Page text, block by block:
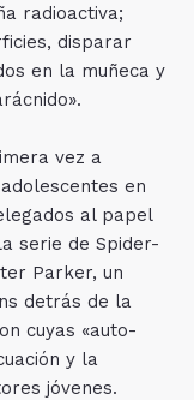
radioactiva;
disparar
en la muñeca y
vez a
en
al papel
serie de Spider-
Parker, un
detrás de la
cuyas «auto-
y la
jóvenes.